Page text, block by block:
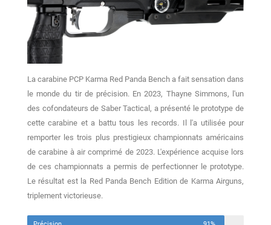
La carabine PCP Karma Red Panda Bench a fait sensation dans
le monde du tir de précision. En 2023, Thayne Simmons, l'un
des cofondateurs de Saber Tactical, a présenté le prototype de
cette carabine et a battu tous les records. Il l'a utilisée pour
remporter les trois plus prestigieux championnats américains
de carabine à air comprimé de 2023. L'expérience acquise lors
de ces championnats a permis de perfectionner le prototype.
Le résultat est la Red Panda Bench Edition de Karma Airguns,
triplement victorieuse.